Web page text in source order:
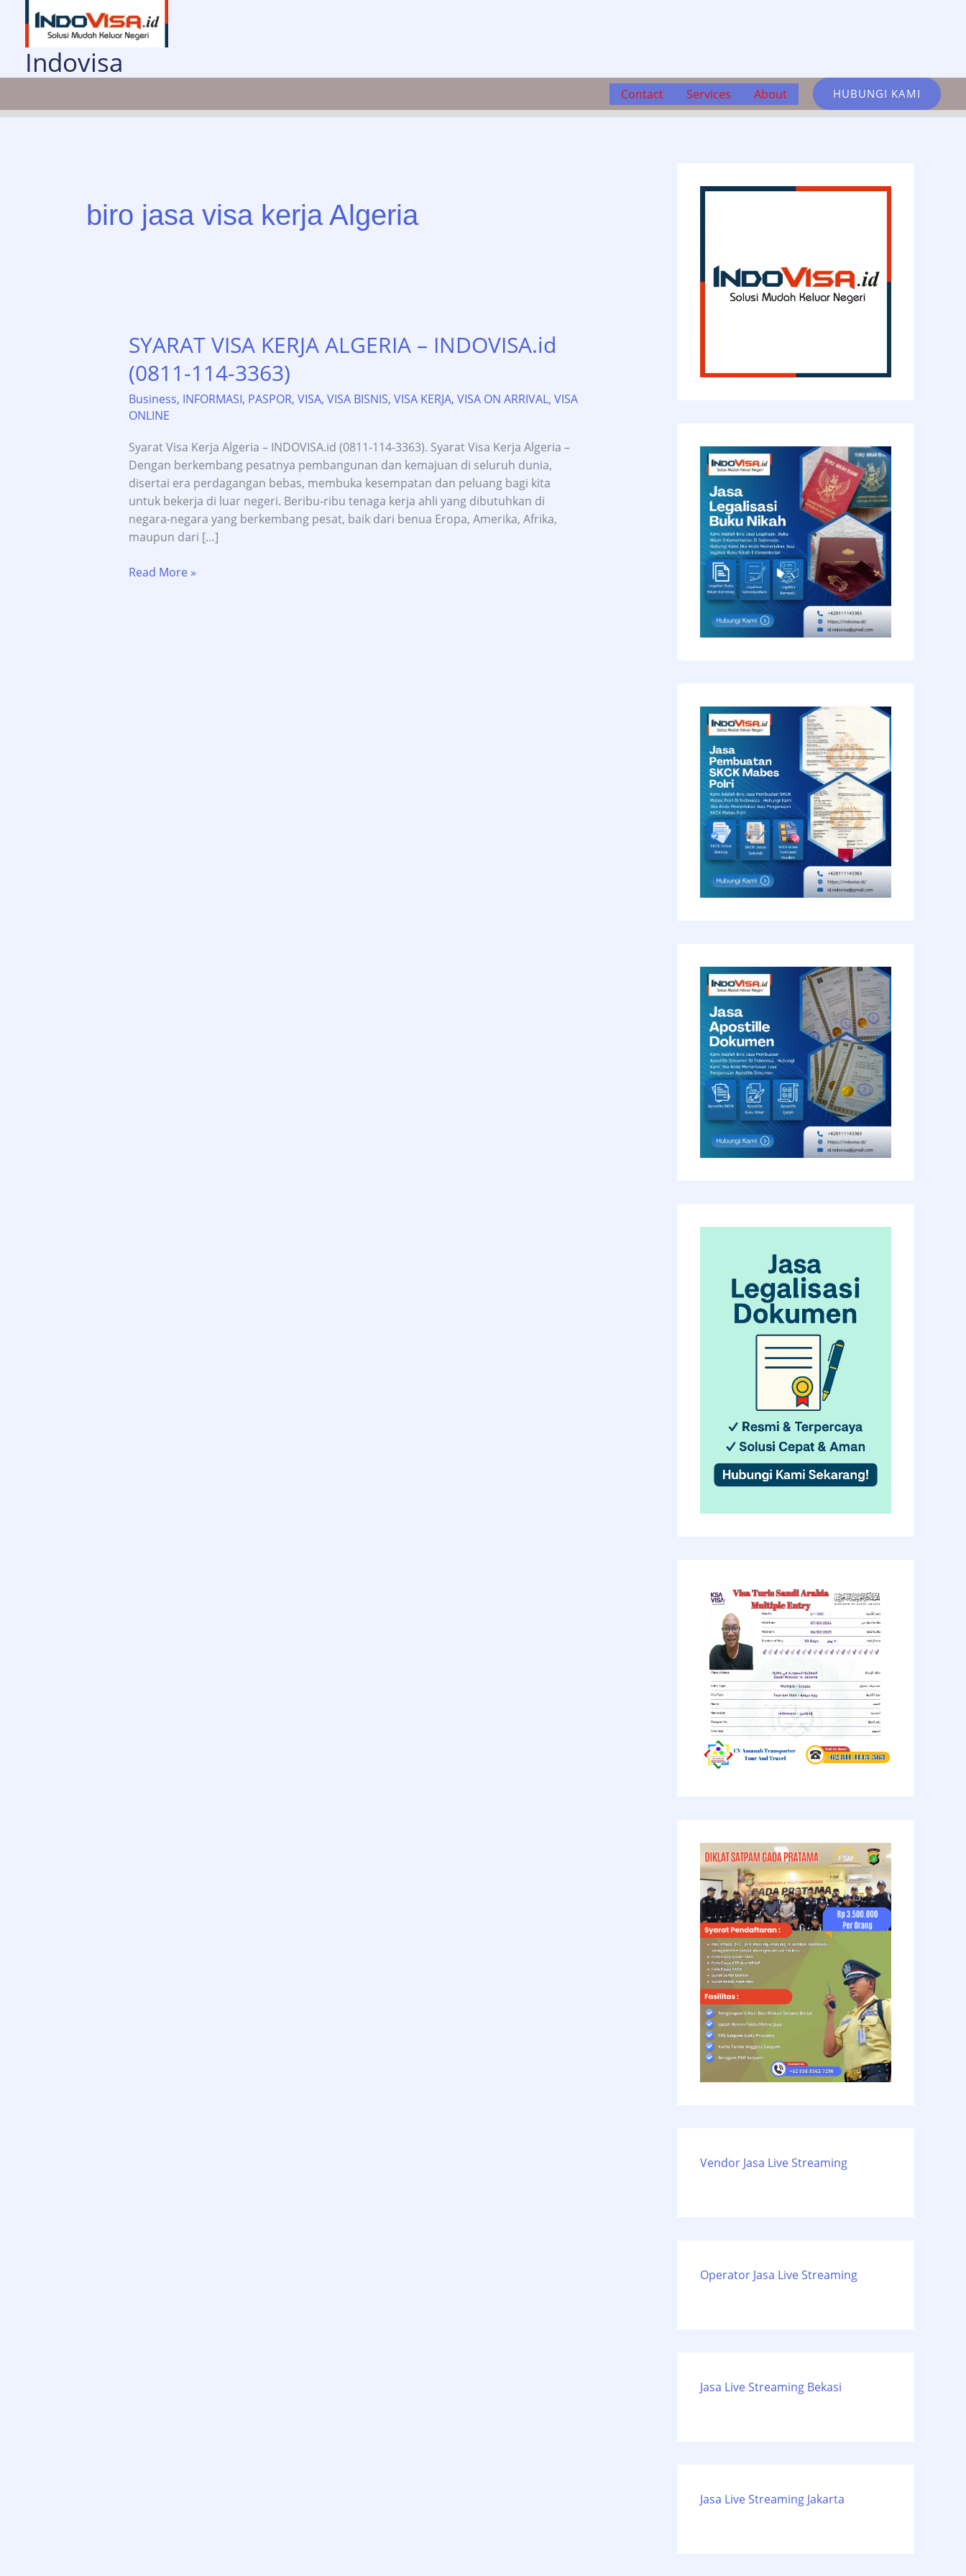
konten
Indovisa
Contact Services About HUBUNGI KAMI
biro jasa visa kerja Algeria
SYARAT VISA KERJA ALGERIA – INDOVISA.id
(0811-114-3363)
Business, INFORMASI, PASPOR, VISA, VISA BISNIS, VISA KERJA, VISA ON ARRIVAL, VISA
ONLINE
Syarat Visa Kerja Algeria – INDOVISA.id (0811-114-3363). Syarat Visa Kerja Algeria –
Dengan berkembang pesatnya pembangunan dan kemajuan di seluruh dunia,
disertai era perdagangan bebas, membuka kesempatan dan peluang bagi kita
untuk bekerja di luar negeri. Beribu-ribu tenaga kerja ahli yang dibutuhkan di
negara-negara yang berkembang pesat, baik dari benua Eropa, Amerika, Afrika,
maupun dari […]
SYARAT
Read More »
Vendor Jasa Live Streaming
Operator Jasa Live Streaming
Jasa Live Streaming Bekasi
Jasa Live Streaming Jakarta